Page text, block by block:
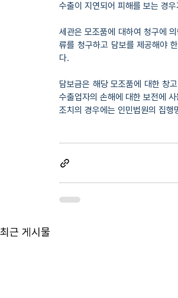
수출이 지연되어 피해를 보는 경
세관은 모조품에 대하여 청구에
류를 청구하고 담보를 제공해야
다.
담보금은 해당 모조품에 대한 창
수출업자의 손해에 대한 보전에
조치의 경우에는 인민법원의 집행
최근 게시물